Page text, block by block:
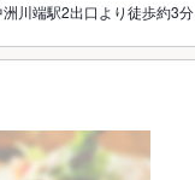
川端駅2出口より徒歩約3分